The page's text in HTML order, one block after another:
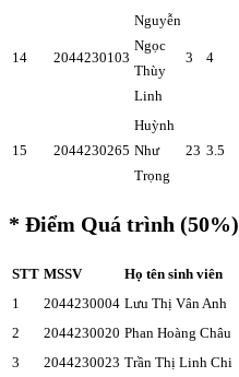
14 2044230103
Nguyễn
Ngọc
Thùy
Linh
3 4
15 2044230265
Huỳnh
Như
Trọng
23 3.5
* Điểm Quá trình (50%)
STT MSSV Họ tên sinh viên
1
2044230004 Lưu Thị Vân Anh
2
2044230020 Phan Hoàng Châu
3
2044230023 Trần Thị Linh Chi